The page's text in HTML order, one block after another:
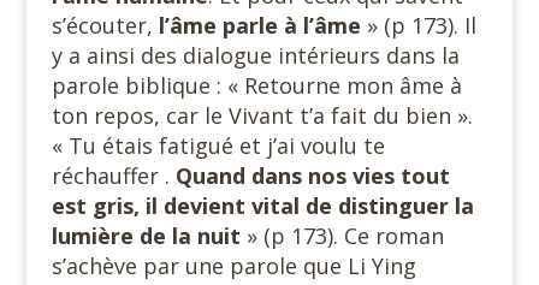
s’écouter, l’âme parle à l’âme » (p 173). Il
y a ainsi des dialogue intérieurs dans la
parole biblique : « Retourne mon âme à
ton repos, car le Vivant t’a fait du bien ».
« Tu étais fatigué et j’ai voulu te
réchauffer . Quand dans nos vies tout
est gris, il devient vital de distinguer la
lumière de la nuit » (p 173). Ce roman
s’achève par une parole que Li Ying